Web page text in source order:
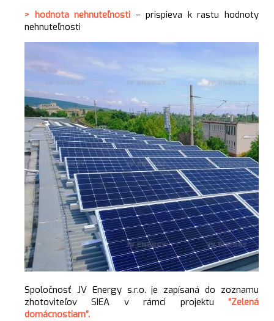
> hodnota nehnuteľnosti – prispieva k rastu hodnoty
nehnuteľnosti
Spoločnosť JV Energy s.r.o. je zapísaná do zoznamu
zhotoviteľov SIEA v rámci projektu “Zelená
domácnostiam”.